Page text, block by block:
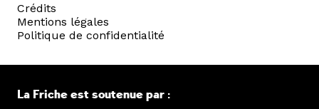
Crédits
Mentions légales
Politique de confidentialité
La Friche est soutenue par :